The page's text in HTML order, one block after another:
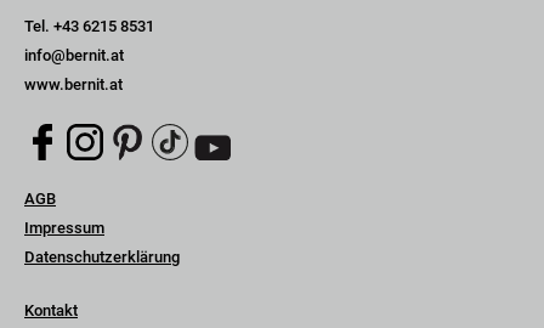
Tel. +43 6215 8531
info@bernit.at
www.bernit.at
Navigation
überspringen
AGB
Impressum
Datenschutzerklärung
Navigation
Kontakt